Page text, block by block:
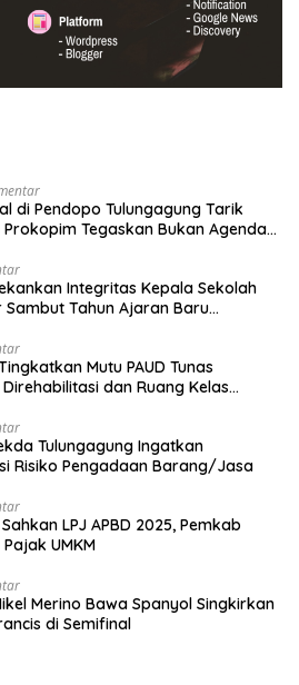
di Pendopo Tulungagung Tarik
Tegaskan Bukan Agenda
Integritas Kepala Sekolah
Tahun Ajaran Baru
Mutu PAUD Tunas
dan Ruang Kelas
Tulungagung Ingatkan
Risiko Pengadaan Barang/Jasa
LPJ APBD 2025, Pemkab
UMKM
Merino Bawa Spanyol Singkirkan
di Semifinal